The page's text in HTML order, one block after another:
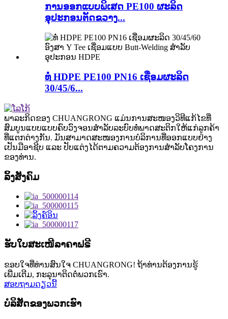
ການອອກແບບພິເສດ PE100 ຜະລິດ
ອຸປະກອນຕັດຂວາງ...
ທໍ່ HDPE PE100 PN16 ເຊື່ອມຜະລິດ
30/45/6...
ພາລະກິດຂອງ CHUANGRONG ແມ່ນການສະໜອງວິທີແກ້ໄຂທີ່
ສົມບູນແບບແບບຄົບວົງຈອນສຳລັບລະບົບທໍ່ພາດສະຕິກໃຫ້ແກ່ລູກຄ້າ
ທີ່ແຕກຕ່າງກັນ. ມັນສາມາດສະໜອງການບໍລິການທີ່ອອກແບບຢ່າງ
ເປັນມືອາຊີບ ແລະ ປັບແຕ່ງໄດ້ຕາມຄວາມຕ້ອງການສຳລັບໂຄງການ
ຂອງທ່ານ.
ລິ້ງສັງຄົມ
ຮັບໃບສະເໜີລາຄາຟຣີ
ຂອບໃຈທີ່ທ່ານສົນໃຈ CHUANGRONG! ຖ້າທ່ານຕ້ອງການຮູ້
ເພີ່ມເຕີມ, ກະລຸນາຕິດຕໍ່ພວກເຮົາ.
ສອບຖາມດຽວນີ້
ບໍລິສັດຂອງພວກເຮົາ